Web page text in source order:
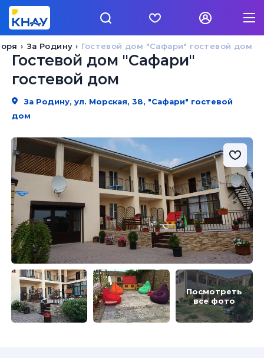
Гостевой дом "Сафари" гостевой дом
За Родину
Гостевой дом "Сафари"
гостевой дом
За Родину, ул. Морская, 38, "Сафари" гостевой
дом
Посмотреть
все фото